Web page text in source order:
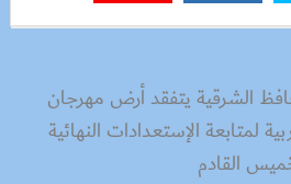
الشرقية يتفقد أرض مهرجان
لمتابعة الإستعدادات النهائية
القادم